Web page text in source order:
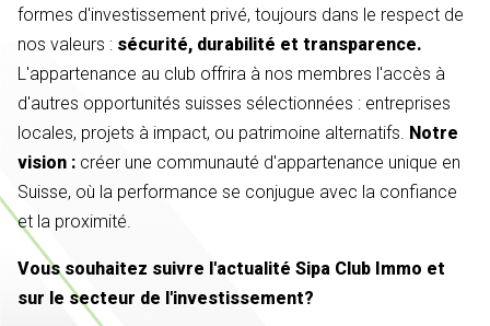
formes d'investissement privé, toujours dans le respect de
nos valeurs : sécurité, durabilité et transparence.
L'appartenance au club offrira à nos membres l'accès à
d'autres opportunités suisses sélectionnées : entreprises
locales, projets à impact, ou patrimoine alternatifs. Notre
vision : créer une communauté d'appartenance unique en
Suisse, où la performance se conjugue avec la confiance
et la proximité.
Vous souhaitez suivre l'actualité Sipa Club Immo et
sur le secteur de l'investissement?